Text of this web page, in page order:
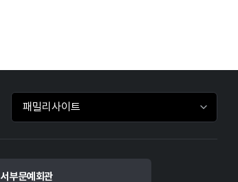
패밀리사이트 바로가기
서부문예회관